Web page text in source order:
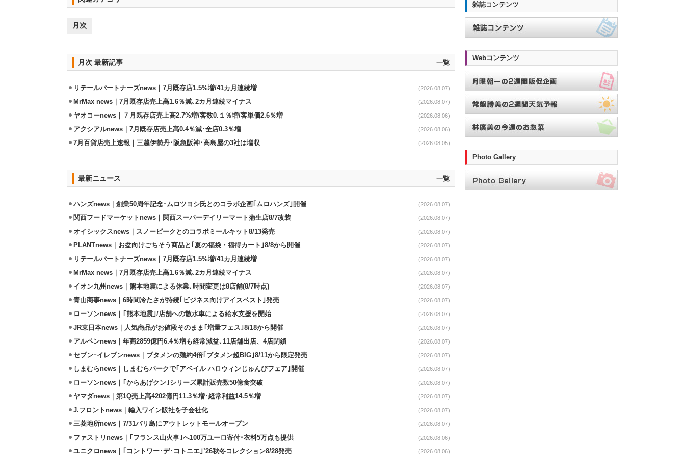
月次
月次 最新記事 一覧
リテールパートナーズnews｜7月既存店1.5%増/41カ月連続増 (2026.08.07)
MrMax news｜7月既存店売上高1.6％減､2カ月連続マイナス (2026.08.07)
ヤオコーnews｜７月既存店売上高2.7%増/客数0.１％増/客単価2.6％増 (2026.08.06)
アクシアルnews｜7月既存店売上高0.4％減･全店0.3％増 (2026.08.06)
7月百貨店売上速報｜三越伊勢丹･阪急阪神･高島屋の3社は増収 (2026.08.05)
最新ニュース 一覧
ハンズnews｜創業50周年記念･ムロツヨシ氏とのコラボ企画｢ムロハンズ｣開催 (2026.08.07)
関西フードマーケットnews｜関西スーパーデイリーマート蒲生店8/7改装 (2026.08.07)
オイシックスnews｜スノーピークとのコラボミールキット8/13発売 (2026.08.07)
PLANTnews｜お盆向けごちそう商品と｢夏の福袋・福得カート｣8/8から開催 (2026.08.07)
リテールパートナーズnews｜7月既存店1.5%増/41カ月連続増 (2026.08.07)
MrMax news｜7月既存店売上高1.6％減､2カ月連続マイナス (2026.08.07)
イオン九州news｜熊本地震による休業､時間変更は8店舗(8/7時点) (2026.08.07)
青山商事news｜6時間冷たさが持続｢ビジネス向けアイスベスト｣発売 (2026.08.07)
ローソンnews｜｢熊本地震｣/店舗への散水車による給水支援を開始 (2026.08.07)
JR東日本news｜人気商品がお値段そのまま｢増量フェス｣8/18から開催 (2026.08.07)
アルペンnews｜年商2859億円6.4％増も経常減益､11店舗出店、4店閉鎖 (2026.08.07)
セブンｰイレブンnews｜ブタメンの麺約4倍｢ブタメン超BIG｣8/11から限定発売 (2026.08.07)
しまむらnews｜しまむらパークで｢アベイル ハロウィンじゅんびフェア｣開催 (2026.08.07)
ローソンnews｜｢からあげクン｣シリーズ累計販売数50億食突破 (2026.08.07)
ヤマダnews｜第1Q売上高4202億円11.3％増･経常利益14.5％増 (2026.08.07)
J.フロントnews｜輸入ワイン販社を子会社化 (2026.08.07)
三菱地所news｜7/31バリ島にアウトレットモールオープン (2026.08.07)
ファストリnews｜｢フランス山火事｣へ100万ユーロ寄付･衣料5万点も提供 (2026.08.06)
ユニクロnews｜｢コントワー･デ･コトニエ｣’26秋冬コレクション8/28発売 (2026.08.06)
雑誌コンテンツ
Webコンテンツ
Photo Gallery